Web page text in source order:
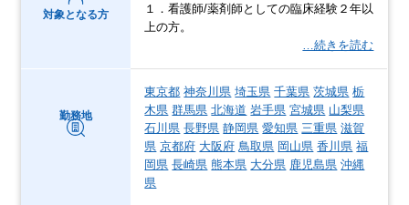
対象となる方
１．看護師/薬剤師としての臨床経験２年以
上の方。
…続きを読む
勤務地
東京都 神奈川県 埼玉県 千葉県 茨城県 栃
木県 群馬県 北海道 岩手県 宮城県 山梨県
石川県 長野県 静岡県 愛知県 三重県 滋賀
県 京都府 大阪府 鳥取県 岡山県 香川県 福
岡県 長崎県 熊本県 大分県 鹿児島県 沖縄
県